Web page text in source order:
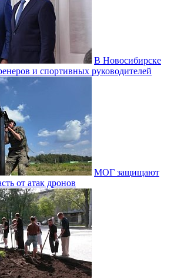
В Новосибирске
и спортивных руководителей
МОГ защищают
от атак дронов